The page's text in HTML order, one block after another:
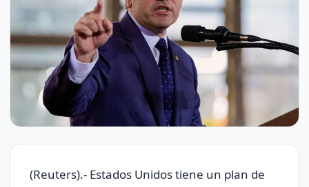
(Reuters).- Estados Unidos tiene un plan de